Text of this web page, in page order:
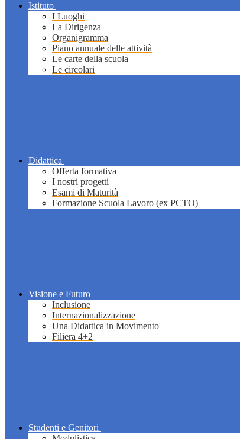
Istituto
I Luoghi
La Dirigenza
Organigramma
Piano annuale delle attività
Le carte della scuola
Le circolari
Didattica
Offerta formativa
I nostri progetti
Esami di Maturità
Formazione Scuola Lavoro (ex PCTO)
Visione e Futuro
Inclusione
Internazionalizzazione
Una Didattica in Movimento
Filiera 4+2
Studenti e Genitori